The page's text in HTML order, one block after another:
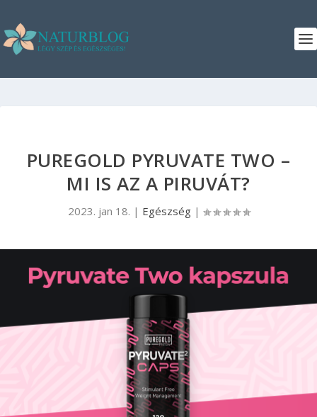
PUREGOLD PYRUVATE TWO –
MI IS AZ A PIRUVÁT?
2023. jan 18. | Egészség|